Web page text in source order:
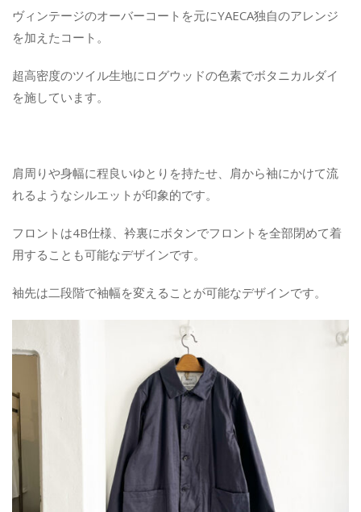
ヴィンテージのオーバーコートを元にYAECA独自のアレンジ
を加えたコート。
超高密度のツイル生地にログウッドの色素でボタニカルダイ
を施しています。
肩周りや身幅に程良いゆとりを持たせ、肩から袖にかけて流
れるようなシルエットが印象的です。
フロントは4B仕様、衿裏にボタンでフロントを全部閉めて着
用することも可能なデザインです。
袖先は二段階で袖幅を変えることが可能なデザインです。